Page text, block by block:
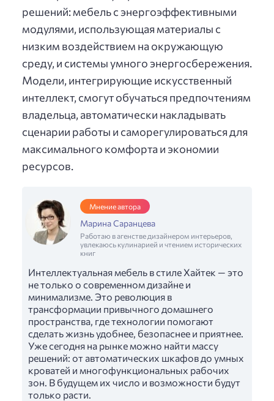
решений: мебель с энергоэффективными
модулями, использующая материалы с
низким воздействием на окружающую
среду, и системы умного энергосбережения.
Модели, интегрирующие искусственный
интеллект, смогут обучаться предпочтениям
владельца, автоматически накладывать
сценарии работы и саморегулироваться для
максимального комфорта и экономии
ресурсов.
Мнение автора
Марина Саранцева
Работаю в агенстве дизайнером интерьеров,
увлекаюсь кулинарией и чтением исторических
книг
Интеллектуальная мебель в стиле Хайтек — это
не только о современном дизайне и
минимализме. Это революция в
трансформации привычного домашнего
пространства, где технологии помогают
сделать жизнь удобнее, безопаснее и приятнее.
Уже сегодня на рынке можно найти массу
решений: от автоматических шкафов до умных
кроватей и многофункциональных рабочих
зон. В будущем их число и возможности будут
только расти.